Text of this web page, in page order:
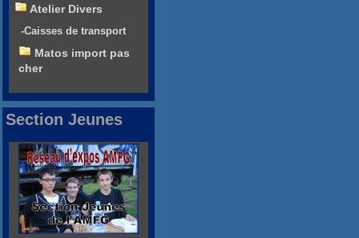
Atelier Divers
-Caisses de transport
Matos import pas
cher
Section Jeunes